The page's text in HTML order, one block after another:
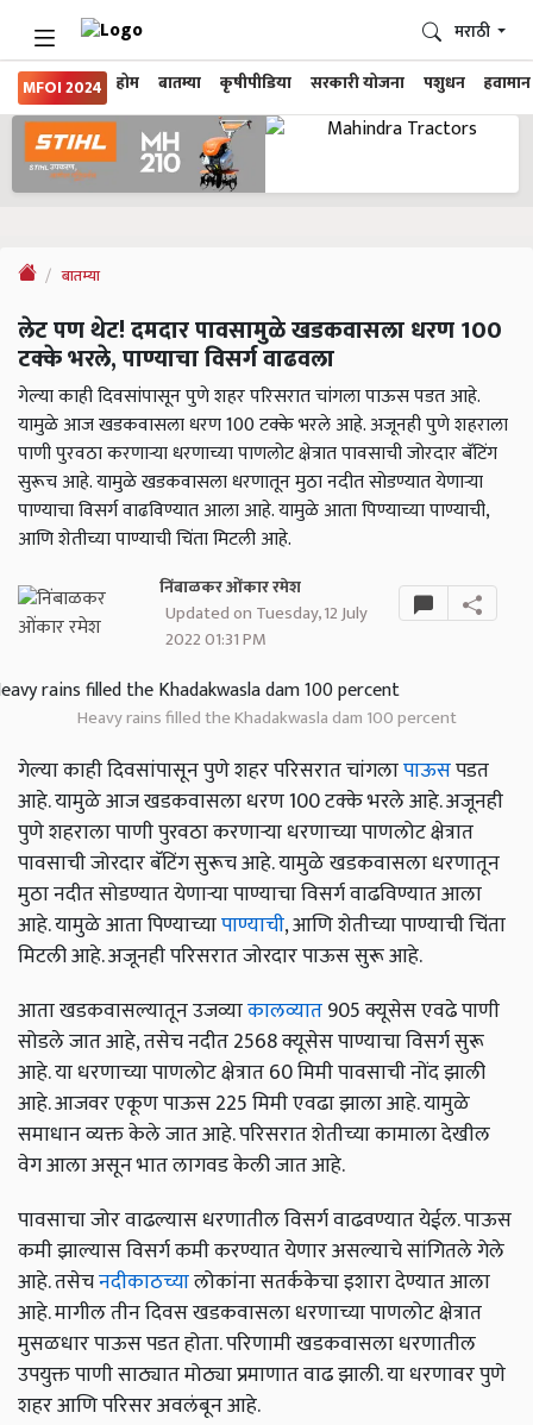
MFOI 2024 होम बातम्या कृषीपीडिया सरकारी योजना पशुधन हवामान
मराठी
बातम्या
लेट पण थेट! दमदार पावसामुळे खडकवासला धरण 100
टक्के भरले, पाण्याचा विसर्ग वाढवला
गेल्या काही दिवसांपासून पुणे शहर परिसरात चांगला पाऊस पडत आहे.
यामुळे आज खडकवासला धरण 100 टक्के भरले आहे. अजूनही पुणे शहराला
पाणी पुरवठा करणाऱ्या धरणाच्या पाणलोट क्षेत्रात पावसाची जोरदार बॅटिंग
सुरूच आहे. यामुळे खडकवासला धरणातून मुठा नदीत सोडण्यात येणाऱ्या
पाण्याचा विसर्ग वाढविण्यात आला आहे. यामुळे आता पिण्याच्या पाण्याची,
आणि शेतीच्या पाण्याची चिंता मिटली आहे.
निंबाळकर ओंकार रमेश
Updated on Tuesday, 12 July
2022 01:31 PM
Heavy rains filled the Khadakwasla dam 100 percent
गेल्या काही दिवसांपासून पुणे शहर परिसरात चांगलापाऊसपडत
आहे. यामुळे आज खडकवासला धरण 100 टक्के भरले आहे. अजूनही
पुणे शहराला पाणी पुरवठा करणाऱ्या धरणाच्या पाणलोट क्षेत्रात
पावसाची जोरदार बॅटिंग सुरूच आहे. यामुळे खडकवासला धरणातून
मुठा नदीत सोडण्यात येणाऱ्या पाण्याचा विसर्ग वाढविण्यात आला
आहे. यामुळे आता पिण्याच्यापाण्याची, आणि शेतीच्या पाण्याची चिंता
मिटली आहे. अजूनही परिसरात जोरदार पाऊस सुरू आहे.
आता खडकवासल्यातून उजव्याकालव्यात905 क्यूसेस एवढे पाणी
सोडले जात आहे, तसेच नदीत 2568 क्यूसेस पाण्याचा विसर्ग सुरू
आहे. या धरणाच्या पाणलोट क्षेत्रात 60 मिमी पावसाची नोंद झाली
आहे. आजवर एकूण पाऊस 225 मिमी एवढा झाला आहे. यामुळे
समाधान व्यक्त केले जात आहे. परिसरात शेतीच्या कामाला देखील
वेग आला असून भात लागवड केली जात आहे.
पावसाचा जोर वाढल्यास धरणातील विसर्ग वाढवण्यात येईल. पाऊस
कमी झाल्यास विसर्ग कमी करण्यात येणार असल्याचे सांगितले गेले
आहे. तसेचनदीकाठच्यालोकांना सतर्ककेचा इशारा देण्यात आला
आहे. मागील तीन दिवस खडकवासला धरणाच्या पाणलोट क्षेत्रात
मुसळधार पाऊस पडत होता. परिणामी खडकवासला धरणातील
उपयुक्त पाणी साठ्यात मोठ्या प्रमाणात वाढ झाली. या धरणावर पुणे
शहर आणि परिसर अवलंबून आहे.